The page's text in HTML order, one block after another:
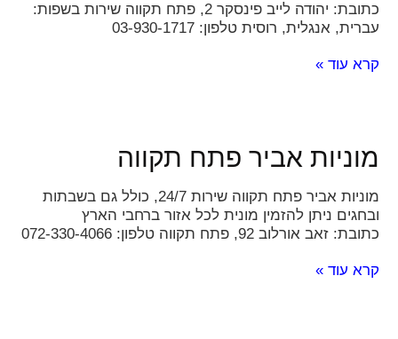
כתובת: יהודה לייב פינסקר 2, פתח תקווה שירות בשפות:
עברית, אנגלית, רוסית טלפון: 03-930-1717
קרא עוד »
מוניות אביר פתח תקווה
מוניות אביר פתח תקווה שירות 24/7, כולל גם בשבתות
ובחגים ניתן להזמין מונית לכל אזור ברחבי הארץ
כתובת: זאב אורלוב 92, פתח תקווה טלפון: 072-330-4066
קרא עוד »